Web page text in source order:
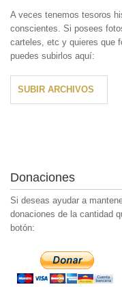
A veces tenemos tesoros
conscientes. Si posees
carteles, etc y quieres que
puedes subirlos aquí:
SUBIR ARCHIVOS
Donaciones
Si deseas ayudar a
donaciones de la cantidad
botón: